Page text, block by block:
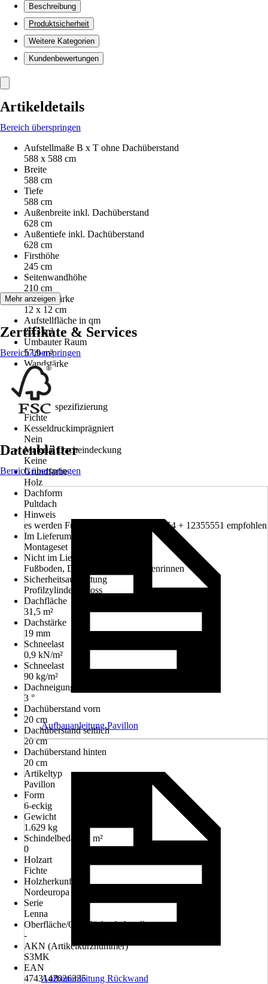
Beschreibung
Produktsicherheit
Weitere Kategorien
Kundenbewertungen
Artikeldetails
Bereich überspringen
Aufstellmaße B x T ohne Dachüberstand
588 x 588 cm
Breite
588 cm
Tiefe
588 cm
Außenbreite inkl. Dachüberstand
628 cm
Außentiefe inkl. Dachüberstand
628 cm
Firsthöhe
245 cm
Seitenwandhöhe
210 cm
Pfostenstärke
12 x 12 cm
Aufstellfläche in qm
26,3 m²
Umbauter Raum
57,9 m³
Wandstärke
28 mm
Material
Holz
Materialspezifizierung
Fichte
Kesseldruckimprägniert
Nein
Material Dacheindeckung
Keine
Grundfarbe
Holz
Dachform
Pultdach
Hinweis
es werden Fundamentrahmen 12418054 + 12355551 empfohlen
Im Lieferumfang enthalten
Montageset
Nicht im Lieferumfang enthalten
Fußboden, Dacheindeckung, Regenrinnen
Sicherheitsausstattung
Profilzylinderschloss
Dachfläche
31,5 m²
Dachstärke
19 mm
Schneelast
0,9 kN/m²
Schneelast
90 kg/m²
Dachneigung
3 °
Dachüberstand vorn
20 cm
Dachüberstand seitlich
20 cm
Dachüberstand hinten
20 cm
Artikeltyp
Pavillon
Form
6-eckig
Gewicht
1.629 kg
Schindelbedarf in m²
0
Holzart
Fichte
Holzherkunft
Nordeuropa
Serie
Lenna
Oberfläche/Oberflächenbehandlung
-
AKN (Artikelkurznummer)
S3MK
EAN
4743142026335
Mehr anzeigen
Zertifikate & Services
Bereich überspringen
Datenblätter
Bereich überspringen
Aufbauanleitung Pavillon
Aufbauanleitung Rückwand